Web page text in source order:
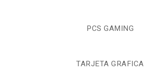
PCS GAMING
TARJETA GRAFICA